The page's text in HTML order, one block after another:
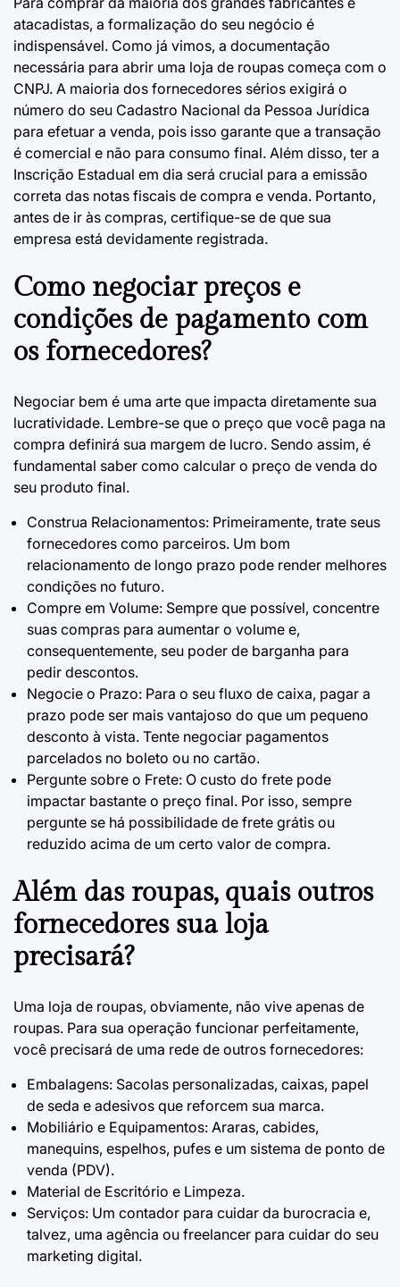
atacadistas, a formalização do seu negócio é
indispensável. Como já vimos, a documentação
necessária para abrir uma loja de roupas começa com o
CNPJ. A maioria dos fornecedores sérios exigirá o
número do seu Cadastro Nacional da Pessoa Jurídica
para efetuar a venda, pois isso garante que a transação
é comercial e não para consumo final. Além disso, ter a
Inscrição Estadual em dia será crucial para a emissão
correta das notas fiscais de compra e venda. Portanto,
antes de ir às compras, certifique-se de que sua
empresa está devidamente registrada.
Como negociar preços e
condições de pagamento com
os fornecedores?
Negociar bem é uma arte que impacta diretamente sua
lucratividade. Lembre-se que o preço que você paga na
compra definirá sua margem de lucro. Sendo assim, é
fundamental saber como calcular o preço de venda do
seu produto final.
Construa Relacionamentos: Primeiramente, trate seus
fornecedores como parceiros. Um bom
relacionamento de longo prazo pode render melhores
condições no futuro.
Compre em Volume: Sempre que possível, concentre
suas compras para aumentar o volume e,
consequentemente, seu poder de barganha para
pedir descontos.
Negocie o Prazo: Para o seu fluxo de caixa, pagar a
prazo pode ser mais vantajoso do que um pequeno
desconto à vista. Tente negociar pagamentos
parcelados no boleto ou no cartão.
Pergunte sobre o Frete: O custo do frete pode
impactar bastante o preço final. Por isso, sempre
pergunte se há possibilidade de frete grátis ou
reduzido acima de um certo valor de compra.
Além das roupas, quais outros
fornecedores sua loja
precisará?
Uma loja de roupas, obviamente, não vive apenas de
roupas. Para sua operação funcionar perfeitamente,
você precisará de uma rede de outros fornecedores:
Embalagens: Sacolas personalizadas, caixas, papel
de seda e adesivos que reforcem sua marca.
Mobiliário e Equipamentos: Araras, cabides,
manequins, espelhos, pufes e um sistema de ponto de
venda (PDV).
Material de Escritório e Limpeza.
Serviços: Um contador para cuidar da burocracia e,
talvez, uma agência ou freelancer para cuidar do seu
marketing digital.